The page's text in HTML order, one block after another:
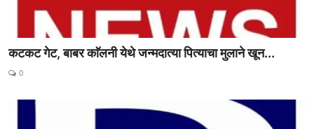
कटकट गेट, बाबर काॅलनी येथे जन्मदात्या पित्याचा मुलाने खून...
0